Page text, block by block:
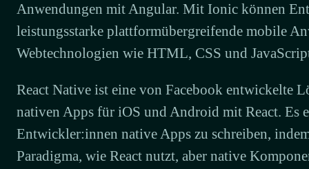
Anwendungen mit Angular. Mit Ionic können
leistungsstarke plattformübergreifende mobile
Webtechnologien wie HTML, CSS und
React Native ist eine von Facebook entwickelte
nativen Apps für iOS und Android mit React. Es
Entwickler:innen native Apps zu schreiben,
Paradigma, wie React nutzt, aber native